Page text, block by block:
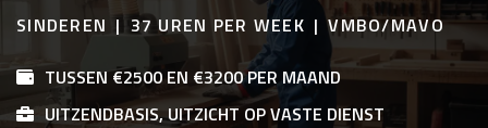
SINDEREN 37 UREN PER WEEK
VMBO/MAVO
TUSSEN €2500 EN €3200 PER MAAND
UITZENDBASIS, UITZICHT OP VASTE DIENST